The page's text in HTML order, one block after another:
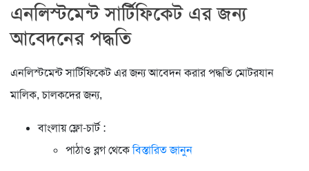
এনলিস্টমেন্ট সার্টিফিকেট এর জন্য
আবেদনের পদ্ধতি
এনলিস্টমেন্ট সার্টিফিকেট এর জন্য আবেদন করার পদ্ধতি মোটরযান
মালিক, চালকদের জন্য,
বাংলায় ফ্লো-চার্ট :
পাঠাও ব্লগ থেকেবিস্তারিত জানুন